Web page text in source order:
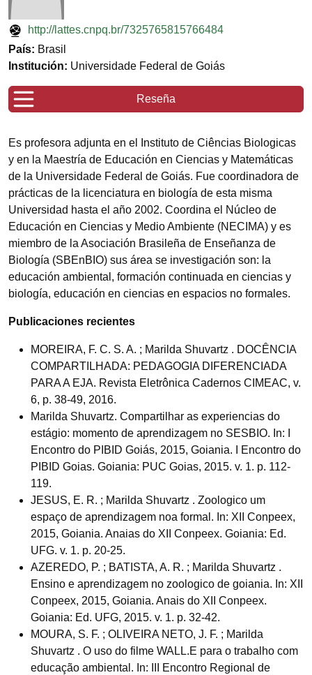
http://lattes.cnpq.br/7325765815766484
País: Brasil
Institución: Universidade Federal de Goiás
Reseña
Es profesora adjunta en el Instituto de Ciências Biologicas
y en la Maestría de Educación en Ciencias y Matemáticas
de la Universidade Federal de Goiás. Fue coordinadora de
prácticas de la licenciatura en biología de esta misma
Universidad hasta el año 2002. Coordina el Núcleo de
Educación en Ciencias y Medio Ambiente (NECIMA) y es
miembro de la Asociación Brasileña de Enseñanza de
Biología (SBEnBIO) sus área se investigación son: la
educación ambiental, formación continuada en ciencias y
biología, educación en ciencias en espacios no formales.
Publicaciones recientes
MOREIRA, F. C. S. A. ; Marilda Shuvartz . DOCÊNCIA
COMPARTILHADA: PEDAGOGIA DIFERENCIADA
PARA A EJA. Revista Eletrônica Cadernos CIMEAC, v.
6, p. 38-49, 2016.
Marilda Shuvartz. Compartilhar as experiencias do
estágio: momento de aprendizagem no SESBIO. In: I
Encontro do PIBID Goiás, 2015, Goiania. I Encontro do
PIBID Goias. Goiania: PUC Goias, 2015. v. 1. p. 112-
119.
JESUS, E. R. ; Marilda Shuvartz . Zoologico um
espaço de aprendizagem noa formal. In: XII Conpeex,
2015, Goiania. Anaias do XII Conpeex. Goiania: Ed.
UFG. v. 1. p. 20-25.
AZEREDO, P. ; BATISTA, A. R. ; Marilda Shuvartz .
Ensino e aprendizagem no zoologico de goiania. In: XII
Conpeex, 2015, Goiania. Anais do XII Conpeex.
Goiania: Ed. UFG, 2015. v. 1. p. 32-42.
MOURA, S. F. ; OLIVEIRA NETO, J. F. ; Marilda
Shuvartz . O uso do filme WALL.E para o trabalho com
educação ambiental. In: III Encontro Regional de